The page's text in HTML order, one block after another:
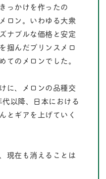
っかけを作ったの
ロン。いわゆる大衆
ナブルな価格と安定
掴んだプリンスメロ
てのメロンでした。
に、メロンの品種交
以降、日本における
とギアを上げていく
現在も消えることは